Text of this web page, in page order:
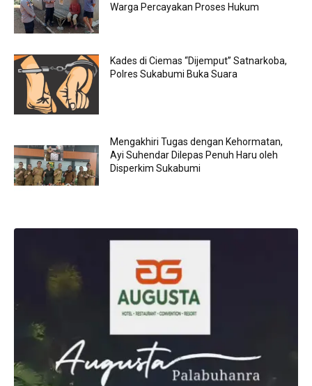
Warga Percayakan Proses Hukum
Kades di Ciemas “Dijemput” Satnarkoba,
Polres Sukabumi Buka Suara
Mengakhiri Tugas dengan Kehormatan,
Ayi Suhendar Dilepas Penuh Haru oleh
Disperkim Sukabumi